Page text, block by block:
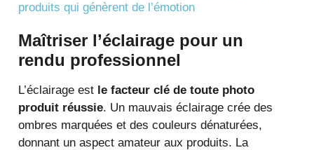
produits qui génèrent de l’émotion
Maîtriser l’éclairage pour un
rendu professionnel
L’éclairage est le facteur clé de toute photo
produit réussie. Un mauvais éclairage crée des
ombres marquées et des couleurs dénaturées,
donnant un aspect amateur aux produits. La